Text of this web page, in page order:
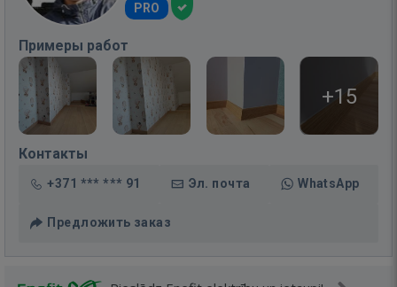
PRO
Примеры работ
+15
Контакты
+371 *** *** 91 Эл. почта WhatsApp
Предложить заказ